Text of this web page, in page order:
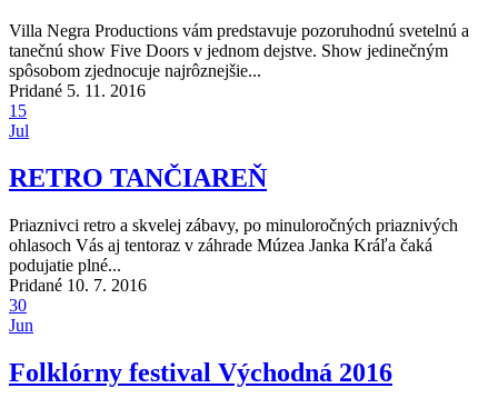
Villa Negra Productions vám predstavuje pozoruhodnú svetelnú a
tanečnú show Five Doors v jednom dejstve. Show jedinečným
spôsobom zjednocuje najrôznejšie...
Pridané 5. 11. 2016
15
Jul
RETRO TANČIAREŇ
Priaznivci retro a skvelej zábavy, po minuloročných priaznivých
ohlasoch Vás aj tentoraz v záhrade Múzea Janka Kráľa čaká
podujatie plné...
Pridané 10. 7. 2016
30
Jun
Folklórny festival Východná 2016